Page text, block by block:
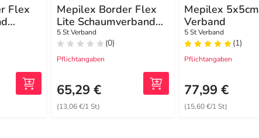
Flex
Mepilex Border Flex
Lite Schaumverband
5x12,5 cm
5 St Verband
(0)
Pflichtangaben
65,29 €
(13,06 €/1 St)
Mepilex 5x5cm
Verband
5 St Verband
(1)
Pflichtangaben
77,99 €
(15,60 €/1 St)